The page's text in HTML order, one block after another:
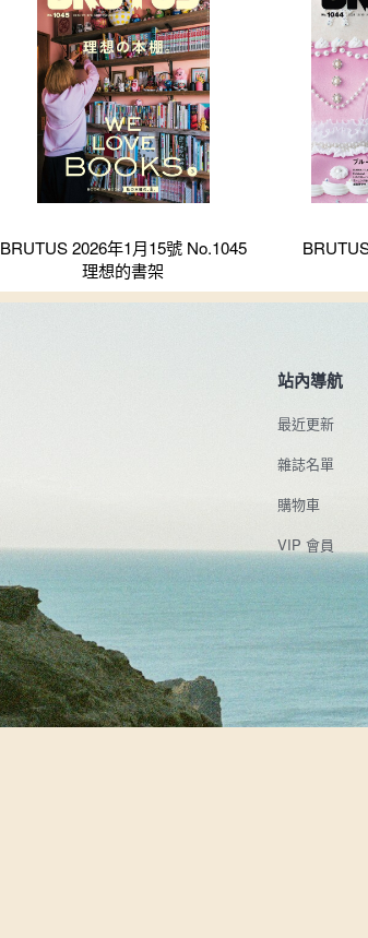
BRUTUS 2026年1月15號 No.1045
理想的書架
站內導航
最近更新
雜誌名單
購物車
VIP 會員